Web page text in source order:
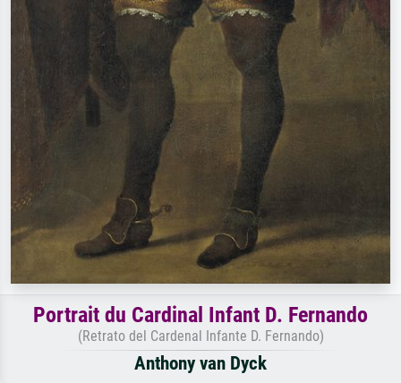
Portrait du Cardinal Infant D. Fernando
(Retrato del Cardenal Infante D. Fernando)
Anthony van Dyck